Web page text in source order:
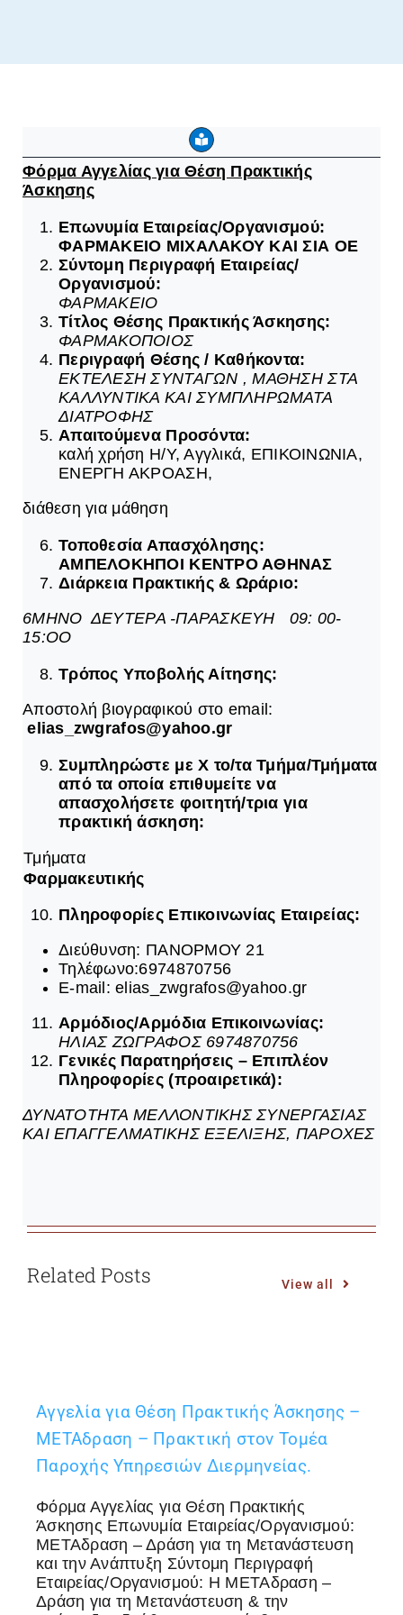
Φόρμα Αγγελίας για Θέση Πρακτικής
Άσκησης
Επωνυμία Εταιρείας/Οργανισμού:
ΦΑΡΜΑΚΕΙΟ ΜΙΧΑΛΑΚΟΥ ΚΑΙ ΣΙΑ ΟΕ
Σύντομη Περιγραφή Εταιρείας/
Οργανισμού:
ΦΑΡΜΑΚΕΙΟ
Τίτλος Θέσης Πρακτικής Άσκησης:
ΦΑΡΜΑΚΟΠΟΙΟΣ
Περιγραφή Θέσης / Καθήκοντα:
ΕΚΤΕΛΕΣΗ ΣΥΝΤΑΓΩΝ , ΜΑΘΗΣΗ ΣΤΑ
ΚΑΛΛΥΝΤΙΚΑ ΚΑΙ ΣΥΜΠΛΗΡΩΜΑΤΑ
ΔΙΑΤΡΟΦΗΣ
Απαιτούμενα Προσόντα:
καλή χρήση Η/Υ, Αγγλικά, ΕΠΙΚΟΙΝΩΝΙΑ,
ΕΝΕΡΓΗ ΑΚΡΟΑΣΗ,
διάθεση για μάθηση
Τοποθεσία Απασχόλησης:
ΑΜΠΕΛΟΚΗΠΟΙ ΚΕΝΤΡΟ ΑΘΗΝΑΣ
Διάρκεια Πρακτικής & Ωράριο:
6ΜΗΝΟ ΔΕΥΤΕΡΑ -ΠΑΡΑΣΚΕΥΗ 09: 00-
15:ΟΟ
Τρόπος Υποβολής Αίτησης:
Αποστολή βιογραφικού στο email:
elias zwgrafos@yahoo.gr
Συμπληρώστε με Χ το/τα Τμήμα/Τμήματα
από τα οποία επιθυμείτε να
απασχολήσετε φοιτητή/τρια για
πρακτική άσκηση:
Τμήματα
Φαρμακευτικής
Πληροφορίες Επικοινωνίας Εταιρείας:
Διεύθυνση: ΠΑΝΟΡΜΟΥ 21
Τηλέφωνο:6974870756
E-mail: elias_zwgrafos@yahoo.gr
Αρμόδιος/Αρμόδια Επικοινωνίας:
ΗΛΙΑΣ ΖΩΓΡΑΦΟΣ 6974870756
Γενικές Παρατηρήσεις – Επιπλέον
Πληροφορίες (προαιρετικά):
ΔΥΝΑΤΟΤΗΤΑ ΜΕΛΛΟΝΤΙΚΗΣ ΣΥΝΕΡΓΑΣΙΑΣ
ΚΑΙ ΕΠΑΓΓΕΛΜΑΤΙΚΗΣ ΕΞΕΛΙΞΗΣ, ΠΑΡΟΧΕΣ
Related Posts View all
Αγγελία για Θέση Πρακτικής Άσκησης –
ΜΕΤΑδραση – Πρακτική στον Τομέα
Παροχής Υπηρεσιών Διερμηνείας.
Φόρμα Αγγελίας για Θέση Πρακτικής
Άσκησης Επωνυμία Εταιρείας/Οργανισμού:
ΜΕΤΑδραση – Δράση για τη Μετανάστευση
και την Ανάπτυξη Σύντομη Περιγραφή
Εταιρείας/Οργανισμού: Η ΜΕΤΑδραση –
Δράση για τη Μετανάστευση & την